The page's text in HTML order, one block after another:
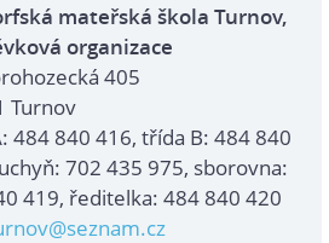
mateřská škola Turnov,
organizace
405
Turnov
484 840 416, třída B: 484 840
702 435 975, sborovna:
419, ředitelka: 484 840 420